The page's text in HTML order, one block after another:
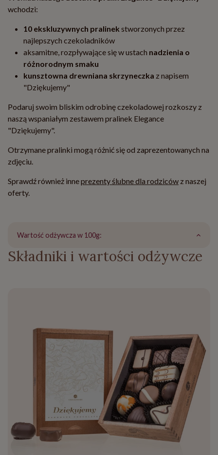
wchodzi:
10 ekskluzywnych pralinek stworzonych przez
najlepszych czekoladników
aksamitne, rozpływające się w ustach nadzienia o
różnorodnym smaku
kunsztowna drewniana skrzyneczka z napisem
"Dziękujemy"
Podaruj swoim bliskim odrobinę czekoladowej rozkoszy z
naszą wspaniałym zestawem pralinek Elegance
"Dziękujemy".
Otrzymane pralinki mogą różnić się od zaprezentowanych na
zdjęciu.
Sprawdź również inneprezenty ślubne dla rodziców z naszej
oferty.
Wartość odżywcza w 100g:
Składniki i wartości odżywcze